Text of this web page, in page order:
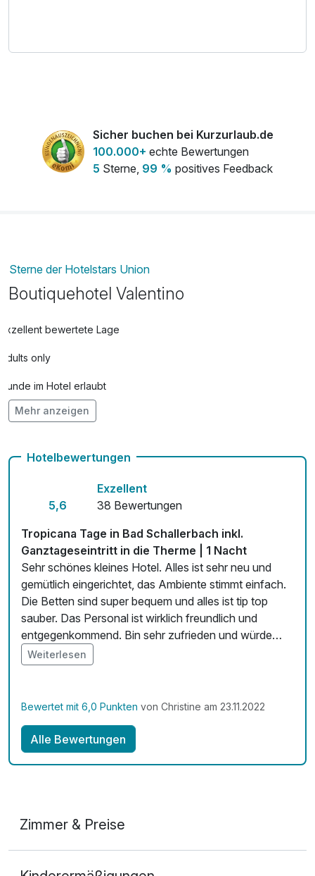
Wasserbetten
Sicher buchen bei Kurzurlaub.de
100.000+ echte Bewertungen
5 Sterne, 99 % positives Feedback
Sterne der Hotelstars Union
Boutiquehotel Valentino
Exzellent bewertete Lage
Adults only
Hunde im Hotel erlaubt
Kostenloses W-LAN
Mehr anzeigen
Hotelbewertungen
5,6
Exzellent
38 Bewertungen
Tropicana Tage in Bad Schallerbach inkl.
Ganztageseintritt in die Therme | 1 Nacht
Sehr schönes kleines Hotel. Alles ist sehr neu und
gemütlich eingerichtet, das Ambiente stimmt einfach.
Die Betten sind super bequem und alles ist tip top
sauber. Das Personal ist wirklich freundlich und
entgegenkommend. Bin sehr zufrieden und würde
wieder buchen.
Weiterlesen
Bewertet mit 6,0 Punkten von Christine am 23.11.2022
Alle Bewertungen
Zimmer & Preise